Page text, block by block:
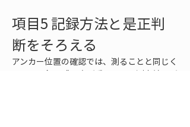
項目5 記録方法と是正判
断をそろえる
アンカー位置の確認では、測ることと同じく
らい、記録の残し方が重要です。測定結果が